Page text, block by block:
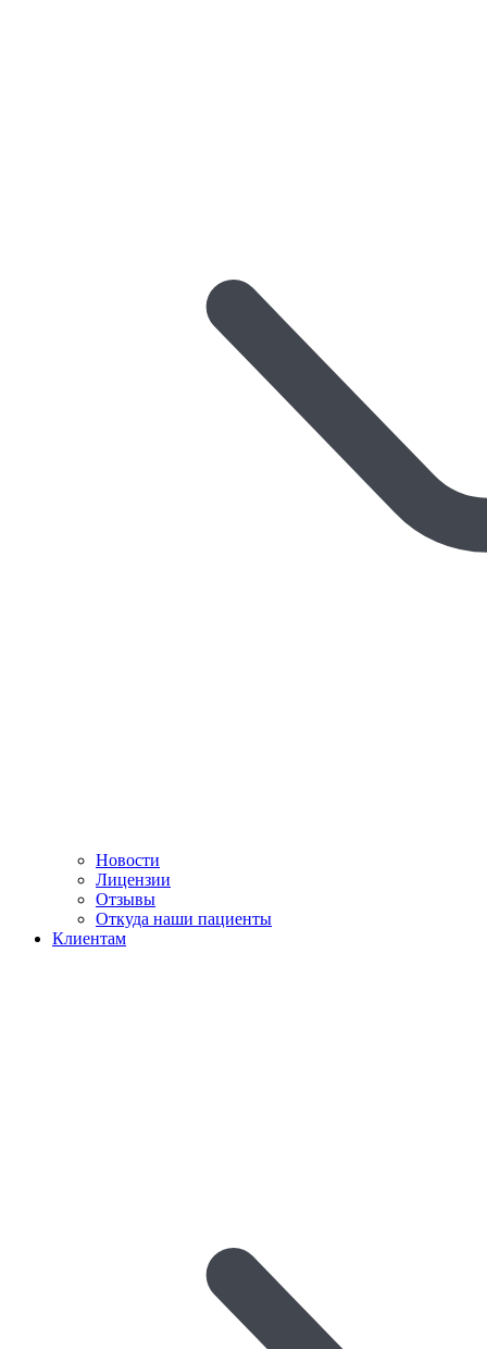
Новости
Лицензии
Отзывы
Откуда наши пациенты
Клиентам